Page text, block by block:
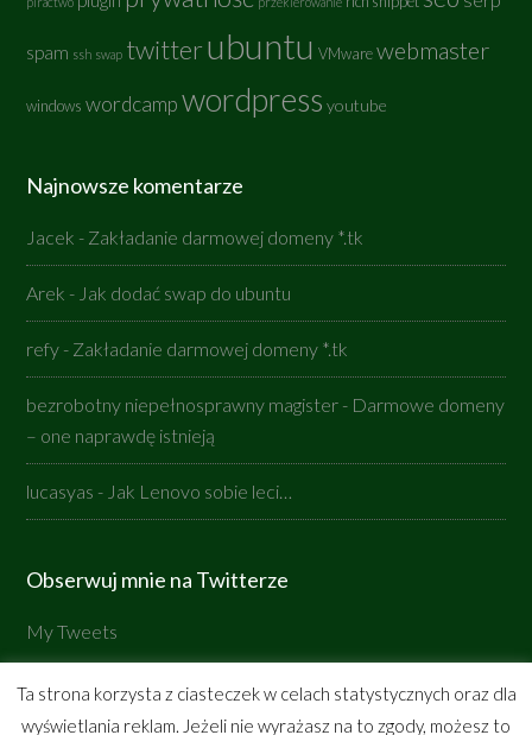
spam ssh swap twitterubuntu VMware webmaster
windows wordcamp wordpress youtube
Najnowsze komentarze
Jacek - Zakładanie darmowej domeny *.tk
Arek - Jak dodać swap do ubuntu
refy - Zakładanie darmowej domeny *.tk
bezrobotny niepełnosprawny magister - Darmowe domeny
– one naprawdę istnieją
lucasyas - Jak Lenovo sobie leci…
Obserwuj mnie na Twitterze
My Tweets
Ta strona korzysta z ciasteczek w celach statystycznych oraz dla
wyświetlania reklam. Jeżeli nie wyrażasz na to zgody, możesz to